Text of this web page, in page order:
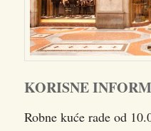
KORISNE
Robne kuće rade od